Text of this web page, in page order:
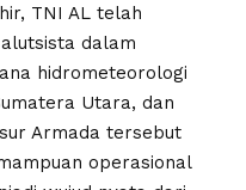
TNI AL telah
dalam
hidrometeorologi
Utara, dan
Armada tersebut
operasional